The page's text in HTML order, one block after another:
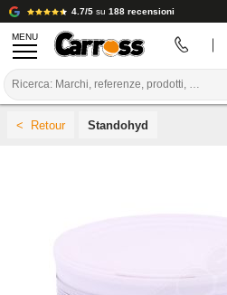
4.7/5 su 188 recensioni
MENU
STRUMENTI PER LA CARROZZERIA
Standohyd